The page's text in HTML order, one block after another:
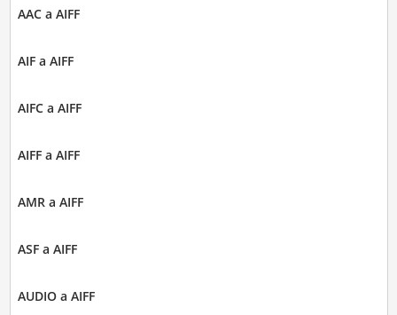
AAC a AIFF
AIF a AIFF
AIFC a AIFF
AIFF a AIFF
AMR a AIFF
ASF a AIFF
AUDIO a AIFF